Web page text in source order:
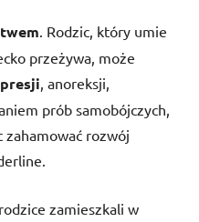
. Rodzic, który umie
przeżywa, może
, anoreksji,
prób samobójczych,
zahamować rozwój
zamieszkali w